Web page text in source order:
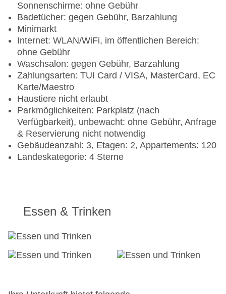
Sonnenschirme: ohne Gebühr
Badetücher: gegen Gebühr, Barzahlung
Minimarkt
Internet: WLAN/WiFi, im öffentlichen Bereich:
ohne Gebühr
Waschsalon: gegen Gebühr, Barzahlung
Zahlungsarten: TUI Card / VISA, MasterCard, EC
Karte/Maestro
Haustiere nicht erlaubt
Parkmöglichkeiten: Parkplatz (nach
Verfügbarkeit), unbewacht: ohne Gebühr, Anfrage
& Reservierung nicht notwendig
Gebäudeanzahl: 3, Etagen: 2, Appartements: 120
Landeskategorie: 4 Sterne
Essen & Trinken